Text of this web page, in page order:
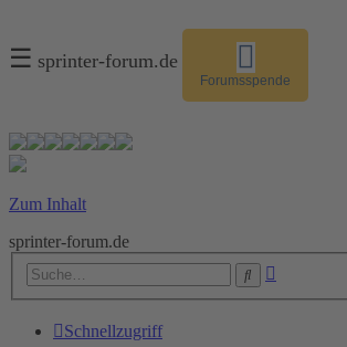
☰ sprinter-forum.de
Forumsspende
Zum Inhalt
sprinter-forum.de
Suche
Schnellzugriff